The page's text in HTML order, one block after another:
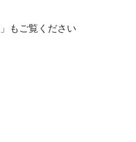
」もご覧ください